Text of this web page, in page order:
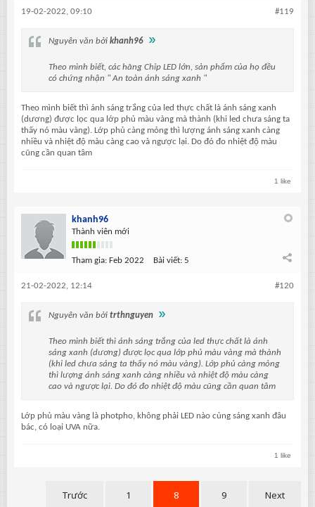
#119
19-02-2022, 09:10
Nguyên văn bởi khanh96
Theo mình biết, các hãng Chip LED lớn, sản phẩm của họ đều
có chứng nhận " An toàn ánh sáng xanh "
Theo mình biết thì ánh sáng trắng của led thực chất là ánh sáng xanh
(dương) được lọc qua lớp phủ màu vàng mà thành (khi led chưa sáng ta
thấy nó màu vàng). Lớp phủ càng mỏng thì lượng ánh sáng xanh càng
nhiều và nhiệt độ màu càng cao và ngược lại. Do đó đo nhiệt độ màu
cũng cần quan tâm
1 like
khanh96
Thành viên mới
Tham gia: Feb 2022 Bài viết: 5
#120
21-02-2022, 12:14
Nguyên văn bởi trthnguyen
Theo mình biết thì ánh sáng trắng của led thực chất là ánh
sáng xanh (dương) được lọc qua lớp phủ màu vàng mà thành
(khi led chưa sáng ta thấy nó màu vàng). Lớp phủ càng mỏng
thì lượng ánh sáng xanh càng nhiều và nhiệt độ màu càng
cao và ngược lại. Do đó đo nhiệt độ màu cũng cần quan tâm
Lớp phủ màu vàng là photpho, không phải LED nào củng sáng xanh đâu
bác, có loại UVA nữa.
1 like
Trước 1 8 9 Next